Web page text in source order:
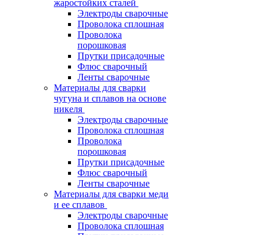
жаростойких сталей
Электроды сварочные
Проволока сплошная
Проволока
порошковая
Прутки присадочные
Флюс сварочный
Ленты сварочные
Материалы для сварки
чугуна и сплавов на основе
никеля
Электроды сварочные
Проволока сплошная
Проволока
порошковая
Прутки присадочные
Флюс сварочный
Ленты сварочные
Материалы для сварки меди
и ее сплавов
Электроды сварочные
Проволока сплошная